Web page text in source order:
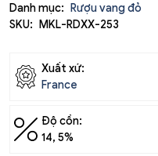
SKU: MKL-RDXX-253
Danh mục: Rượu vang đỏ
Xuất xứ:
France
Độ cồn:
14, 5%